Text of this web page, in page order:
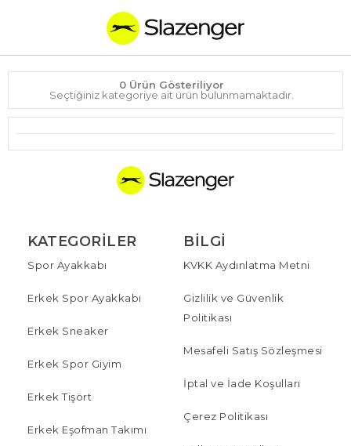
0 Ürün Gösteriliyor
Seçtiğiniz kategoriye ait ürün bulunmamaktadır.
KATEGORILER
Spor Ayakkabı
Erkek Spor Ayakkabı
Erkek Sneaker
Erkek Spor Giyim
Erkek Tişört
Erkek Eşofman Takımı
BILGI
KVKK Aydınlatma Metni
Gizlilik ve Güvenlik
Politikası
Mesafeli Satış Sözleşmesi
İptal ve İade Koşulları
Çerez Politikası